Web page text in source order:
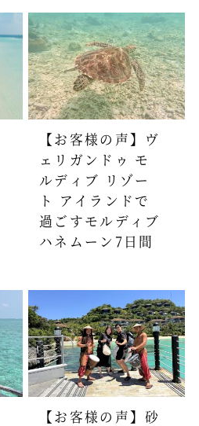
【お客様の声】ヴ
ェリガンドゥ モ
ルディブ リゾー
ト アイランドで
過ごすモルディブ
ハネムーン7日間
【お客様の声】砂